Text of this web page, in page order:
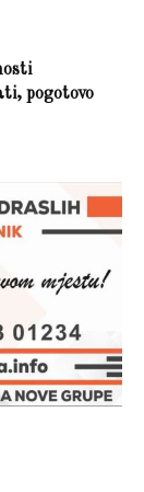
pogotovo